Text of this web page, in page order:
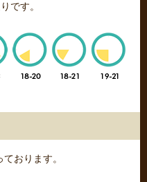
です。
おります。